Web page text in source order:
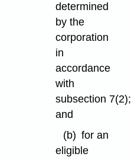
determined
by the
corporation
in
accordance
with
subsection 7(2);
and
(b) for an
eligible